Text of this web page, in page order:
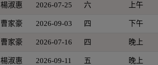
楊淑惠 2026-07-25 六 上午
曹家豪 2026-09-03 四 下午
曹家豪 2026-07-16 四 晚上
楊淑惠 2026-09-11 五 晚上